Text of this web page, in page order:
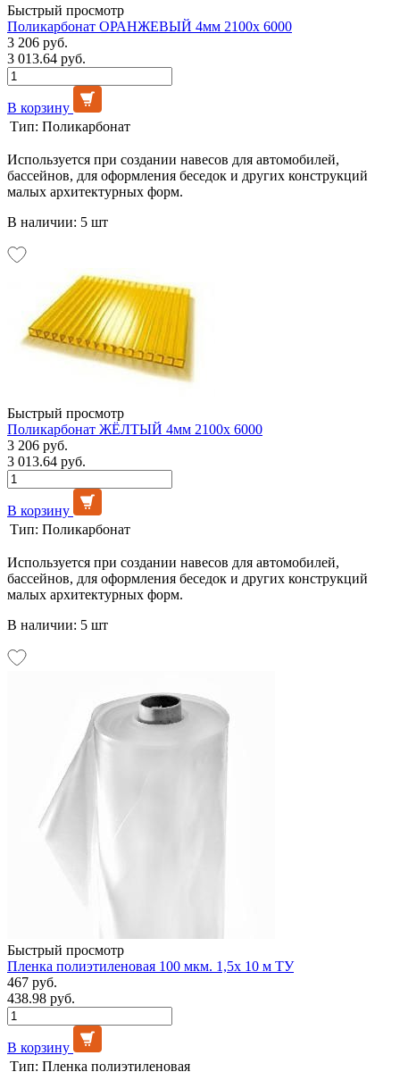
Быстрый просмотр
Поликарбонат ОРАНЖЕВЫЙ 4мм 2100х 6000
3 206 руб.
3 013.64 руб.
В корзину
Тип: Поликарбонат
Используется при создании навесов для автомобилей,
бассейнов, для оформления беседок и других конструкций
малых архитектурных форм.
В наличии: 5 шт
Быстрый просмотр
Поликарбонат ЖЁЛТЫЙ 4мм 2100х 6000
3 206 руб.
3 013.64 руб.
В корзину
Тип: Поликарбонат
Используется при создании навесов для автомобилей,
бассейнов, для оформления беседок и других конструкций
малых архитектурных форм.
В наличии: 5 шт
Быстрый просмотр
Пленка полиэтиленовая 100 мкм. 1,5х 10 м ТУ
467 руб.
438.98 руб.
В корзину
Тип: Пленка полиэтиленовая